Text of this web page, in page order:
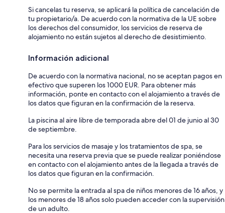
Si cancelas tu reserva, se aplicará la política de cancelación de
tu propietario/a. De acuerdo con la normativa de la UE sobre
los derechos del consumidor, los servicios de reserva de
alojamiento no están sujetos al derecho de desistimiento.
Información adicional
De acuerdo con la normativa nacional, no se aceptan pagos en
efectivo que superen los 1000 EUR. Para obtener más
información, ponte en contacto con el alojamiento a través de
los datos que figuran en la confirmación de la reserva.
La piscina al aire libre de temporada abre del 01 de junio al 30
de septiembre.
Para los servicios de masaje y los tratamientos de spa, se
necesita una reserva previa que se puede realizar poniéndose
en contacto con el alojamiento antes de la llegada a través de
los datos que figuran en la confirmación.
No se permite la entrada al spa de niños menores de 16 años, y
los menores de 18 años solo pueden acceder con la supervisión
de un adulto.